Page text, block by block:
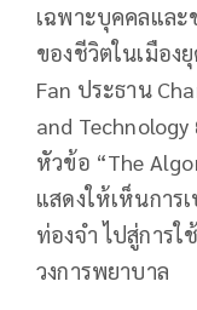
เฉพาะบุคคลและ
ของชีวิตในเมือง
Fan ประธาน
and
หัวข้อ “The
แสดงให้เห็นการ
ท่องจำ ไปสู่การใ
วงการพยาบาล